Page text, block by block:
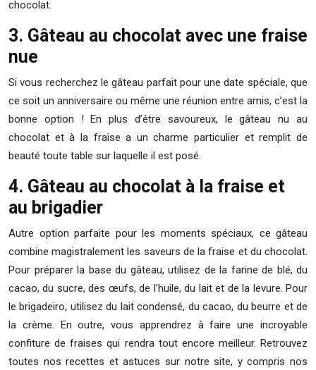
chocolat.
3. Gâteau au chocolat avec une fraise
nue
Si vous recherchez le gâteau parfait pour une date spéciale, que
ce soit un anniversaire ou même une réunion entre amis, c’est la
bonne option ! En plus d’être savoureux, le gâteau nu au
chocolat et à la fraise a un charme particulier et remplit de
beauté toute table sur laquelle il est posé.
4. Gâteau au chocolat à la fraise et
au brigadier
Autre option parfaite pour les moments spéciaux, ce gâteau
combine magistralement les saveurs de la fraise et du chocolat.
Pour préparer la base du gâteau, utilisez de la farine de blé, du
cacao, du sucre, des œufs, de l’huile, du lait et de la levure. Pour
le brigadeiro, utilisez du lait condensé, du cacao, du beurre et de
la crème. En outre, vous apprendrez à faire une incroyable
confiture de fraises qui rendra tout encore meilleur. Retrouvez
toutes nos recettes et astuces sur notre site, y compris nos